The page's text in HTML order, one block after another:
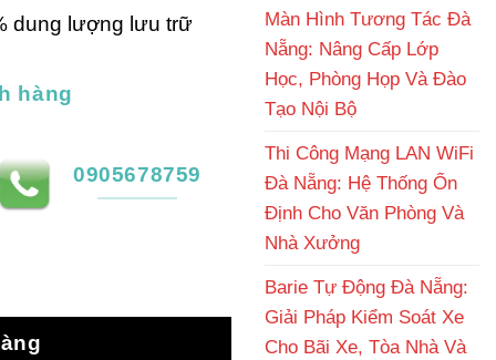
dung lượng lưu trữ
hàng
0905678759
Màn Hình Tương Tác Đà
Nẵng: Nâng Cấp Lớp
Học, Phòng Họp Và Đào
Tạo Nội Bộ
Thi Công Mạng LAN WiFi
Đà Nẵng: Hệ Thống Ổn
Định Cho Văn Phòng Và
Nhà Xưởng
Barie Tự Động Đà Nẵng:
Giải Pháp Kiểm Soát Xe
Cho Bãi Xe, Tòa Nhà Và